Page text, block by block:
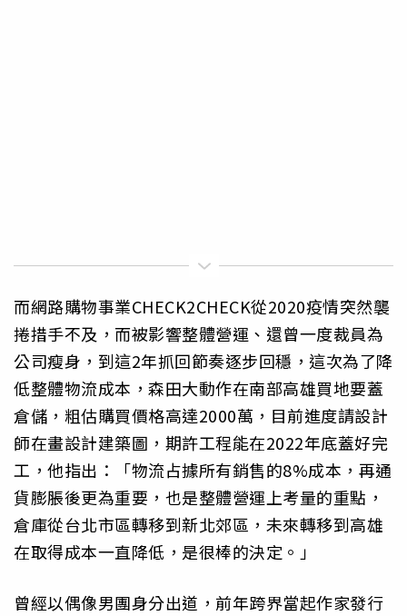
而網路購物事業CHECK2CHECK從2020疫情突然襲
捲措手不及，而被影響整體營運、還曾一度裁員為
公司瘦身，到這2年抓回節奏逐步回穩，這次為了降
低整體物流成本，森田大動作在南部高雄買地要蓋
倉儲，粗估購買價格高達2000萬，目前進度請設計
師在畫設計建築圖，期許工程能在2022年底蓋好完
工，他指出：「物流占據所有銷售的8%成本，再通
貨膨脹後更為重要，也是整體營運上考量的重點，
倉庫從台北市區轉移到新北郊區，未來轉移到高雄
在取得成本一直降低，是很棒的決定。」
曾經以偶像男團身分出道，前年跨界當起作家發行